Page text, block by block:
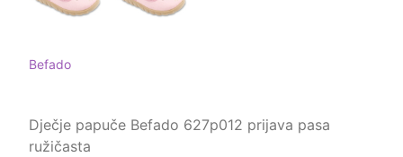
Befado
Dječje papuče Befado 627p012 prijava pasa
ružičasta